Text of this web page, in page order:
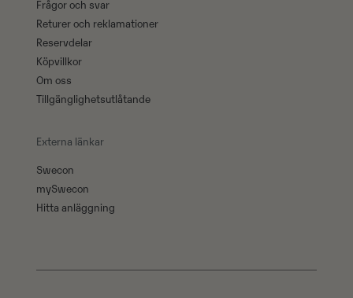
Frågor och svar
Returer och reklamationer
Reservdelar
Köpvillkor
Om oss
Tillgänglighetsutlåtande
Externa länkar
Swecon
mySwecon
Hitta anläggning